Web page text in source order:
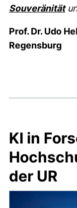
Souveränität
Prof. Dr. Udo
Regensburg
KI in
der UR